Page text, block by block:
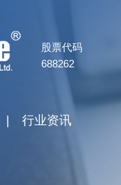
股票代码
688262
| 行业资讯